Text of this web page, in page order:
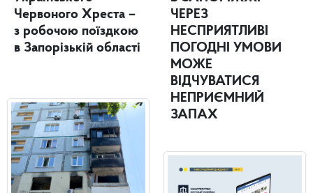
Червоного Хреста –
з робочою поїздкою
в Запорізькій області
ЧЕРЕЗ
НЕСПРИЯТЛИВІ
ПОГОДНІ УМОВИ
МОЖЕ
ВІДЧУВАТИСЯ
НЕПРИЄМНИЙ
ЗАПАХ